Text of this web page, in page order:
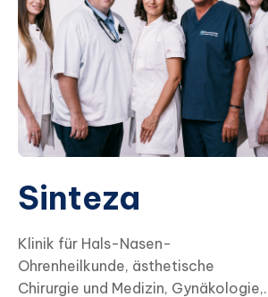
Sinteza
Klinik für Hals-Nasen-
Ohrenheilkunde, ästhetische
Chirurgie und Medizin, Gynäkologie,